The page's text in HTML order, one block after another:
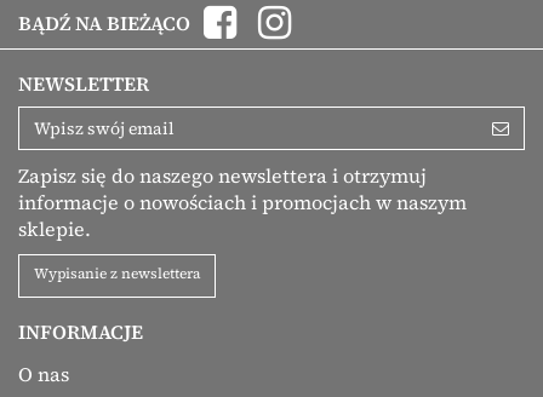
BĄDŹ NA BIEŻĄCO
NEWSLETTER
Zapisz się do naszego newslettera i otrzymuj
informacje o nowościach i promocjach w naszym
sklepie.
Wypisanie z newslettera
INFORMACJE
O nas